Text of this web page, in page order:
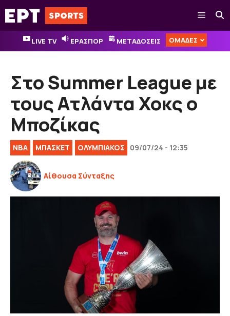
Μετάβαση
σε
περιεχόμενο
Μενού
LIVE TV ΕΡΑΣΠΟΡ ΜΕΤΑΔΟΣΕΙΣ ΟΜΑΔΕΣ
Στο Summer League με
τους Ατλάντα Χοκς ο
Μποζίκας
NBA ΜΠΑΣΚΕΤ ΟΛΥΜΠΙΑΚΟΣ 09/07/24 - 12:35
Αίθουσα Σύνταξης